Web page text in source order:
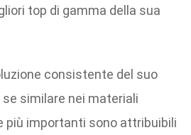
top di gamma della sua
consistente del suo
similare nei materiali
più importanti sono attribuibili